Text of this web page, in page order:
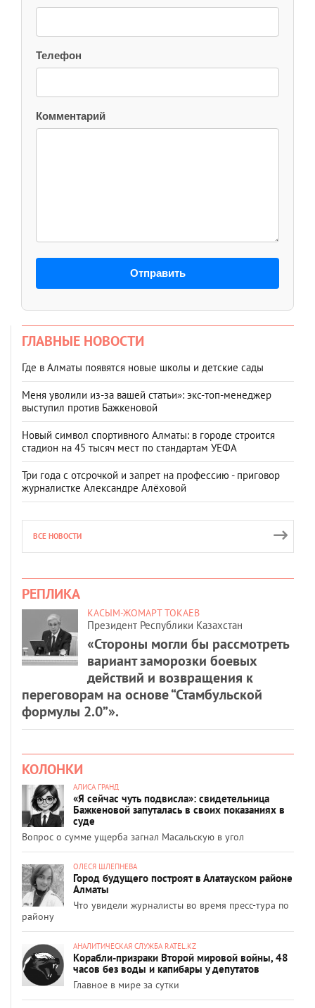
Телефон
Комментарий
Отправить
ГЛАВНЫЕ НОВОСТИ
Где в Алматы появятся новые школы и детские сады
Меня уволили из-за вашей статьи»: экс-топ-менеджер
выступил против Бажкеновой
Новый символ спортивного Алматы: в городе строится
стадион на 45 тысяч мест по стандартам УЕФА
Три года с отсрочкой и запрет на профессию - приговор
журналистке Александре Алёховой
ВСЕ НОВОСТИ
РЕПЛИКА
КАСЫМ-ЖОМАРТ ТОКАЕВ
Президент Республики Казахстан
«Стороны могли бы рассмотреть
вариант заморозки боевых
действий и возвращения к
переговорам на основе “Стамбульской
формулы 2.0”».
КОЛОНКИ
АЛИСА ГРАНД
«Я сейчас чуть подвисла»: свидетельница
Бажкеновой запуталась в своих показаниях в
суде
Вопрос о сумме ущерба загнал Масальскую в угол
ОЛЕСЯ ШЛЕПНЕВА
Город будущего построят в Алатауском районе
Алматы
Что увидели журналисты во время пресс-тура по
району
АНАЛИТИЧЕСКАЯ СЛУЖБА RATEL.KZ
Корабли-призраки Второй мировой войны, 48
часов без воды и капибары у депутатов
Главное в мире за сутки